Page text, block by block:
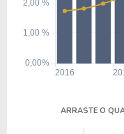
ARRASTE O